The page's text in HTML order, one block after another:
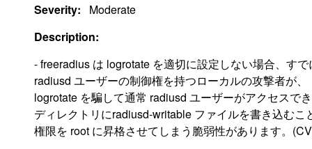
Severity:
Moderate
Description:
- freeradius は logrotate を適切に設定しない場合、すで
radiusd ユーザーの制御権を持つローカルの攻撃者が、
logrotate を騙して通常 radiusd ユーザーがアクセスで
ディレクトリにradiusd-writable ファイルを書き込むこ
権限を root に昇格させてしまう脆弱性があります。